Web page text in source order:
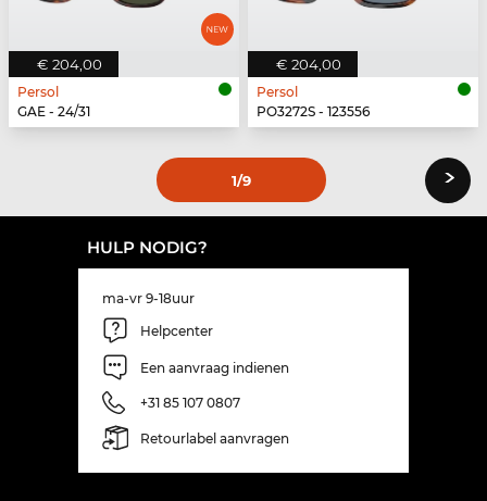
€ 204,00
Persol
GAE - 24/31
€ 204,00
Persol
PO3272S - 123556
1/9 ›
HULP NODIG?
ma-vr 9-18uur
Helpcenter
Een aanvraag indienen
+31 85 107 0807
Retourlabel aanvragen